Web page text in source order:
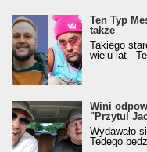
Ten Typ
także
Takiego
wielu lat -
Wini
"Przytul
Wydawało
Tedego